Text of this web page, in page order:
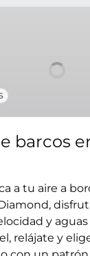
barcos
a tu aire a
y aguas
relájate y